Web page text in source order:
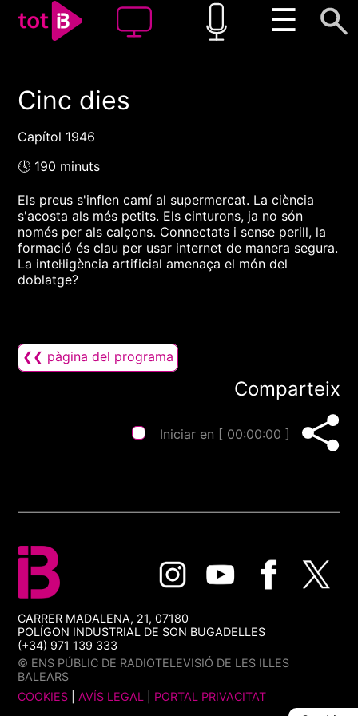
☰
00:00 00:00
Cinc dies
Capítol 1946
🕓 190 minuts
Els preus s'inflen camí al supermercat. La ciència
s'acosta als més petits. Els cinturons, ja no són
només per als calçons. Connectats i sense perill, la
formació és clau per usar internet de manera segura.
La intel·ligència artificial amenaça el món del
doblatge?
❮❮ pàgina del programa
Comparteix
Iniciar en [ 00:00:00 ]
CARRER MADALENA, 21, 07180
POLÍGON INDUSTRIAL DE SON BUGADELLES
(+34) 971 139 333
© ENS PÚBLIC DE RADIOTELEVISIÓ DE LES ILLES
BALEARS
COOKIES |AVÍS LEGAL PORTAL PRIVACITAT